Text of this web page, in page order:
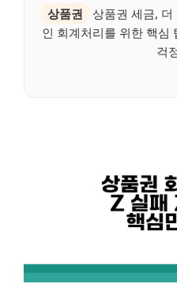
상품권
상품권 세금, 더
인 회계처리를 위한 핵심
걱